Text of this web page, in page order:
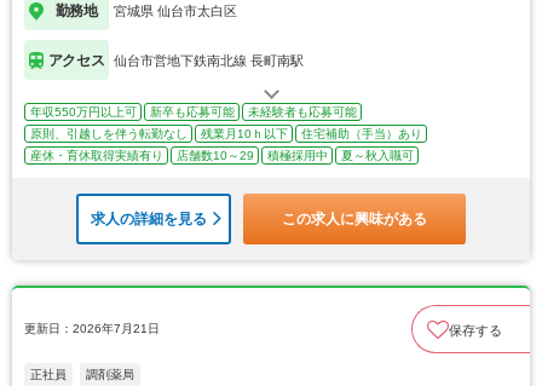
勤務地 宮城県 仙台市太白区
アクセス 仙台市営地下鉄南北線 長町南駅
年収550万円以上可 新卒も応募可能
未経験者も応募可能
原則、引越しを伴う転勤なし
残業月10ｈ以下
住宅補助（手当）あり
産休・育休取得実績有り
店舗数10～29 積極採用中 夏～秋入職可
求人の詳細を見る この求人に興味がある
更新日：2026年7月21日 保存する
正社員 調剤薬局